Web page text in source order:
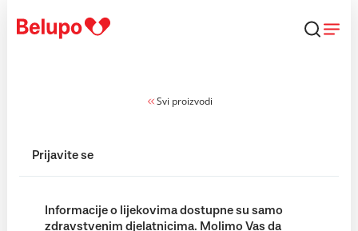
Svi proizvodi
Prijavite se
Informacije o lijekovima dostupne su samo
zdravstvenim djelatnicima. Molimo Vas da